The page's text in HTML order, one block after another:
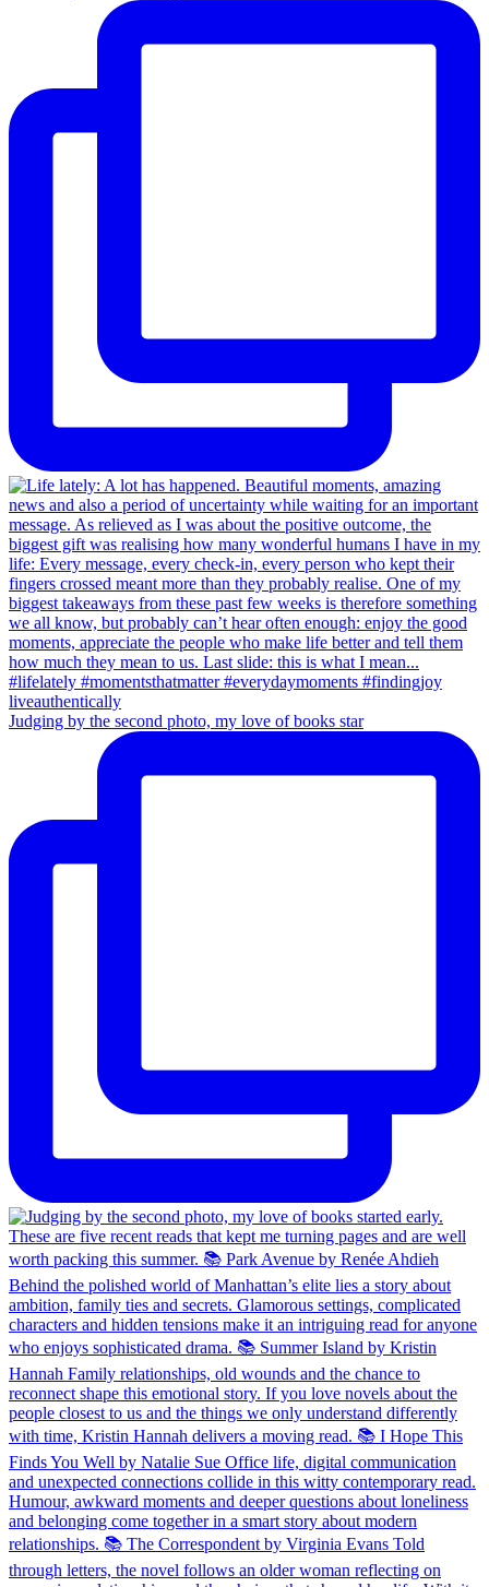
Judging by the second photo, my love of books star